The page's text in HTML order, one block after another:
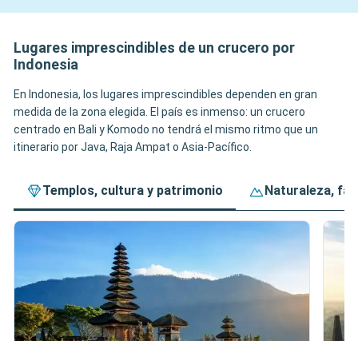
Lugares imprescindibles de un crucero por
Indonesia
En Indonesia, los lugares imprescindibles dependen en gran
medida de la zona elegida. El país es inmenso: un crucero
centrado en Bali y Komodo no tendrá el mismo ritmo que un
itinerario por Java, Raja Ampat o Asia-Pacífico.
Templos, cultura y patrimonio Naturaleza,